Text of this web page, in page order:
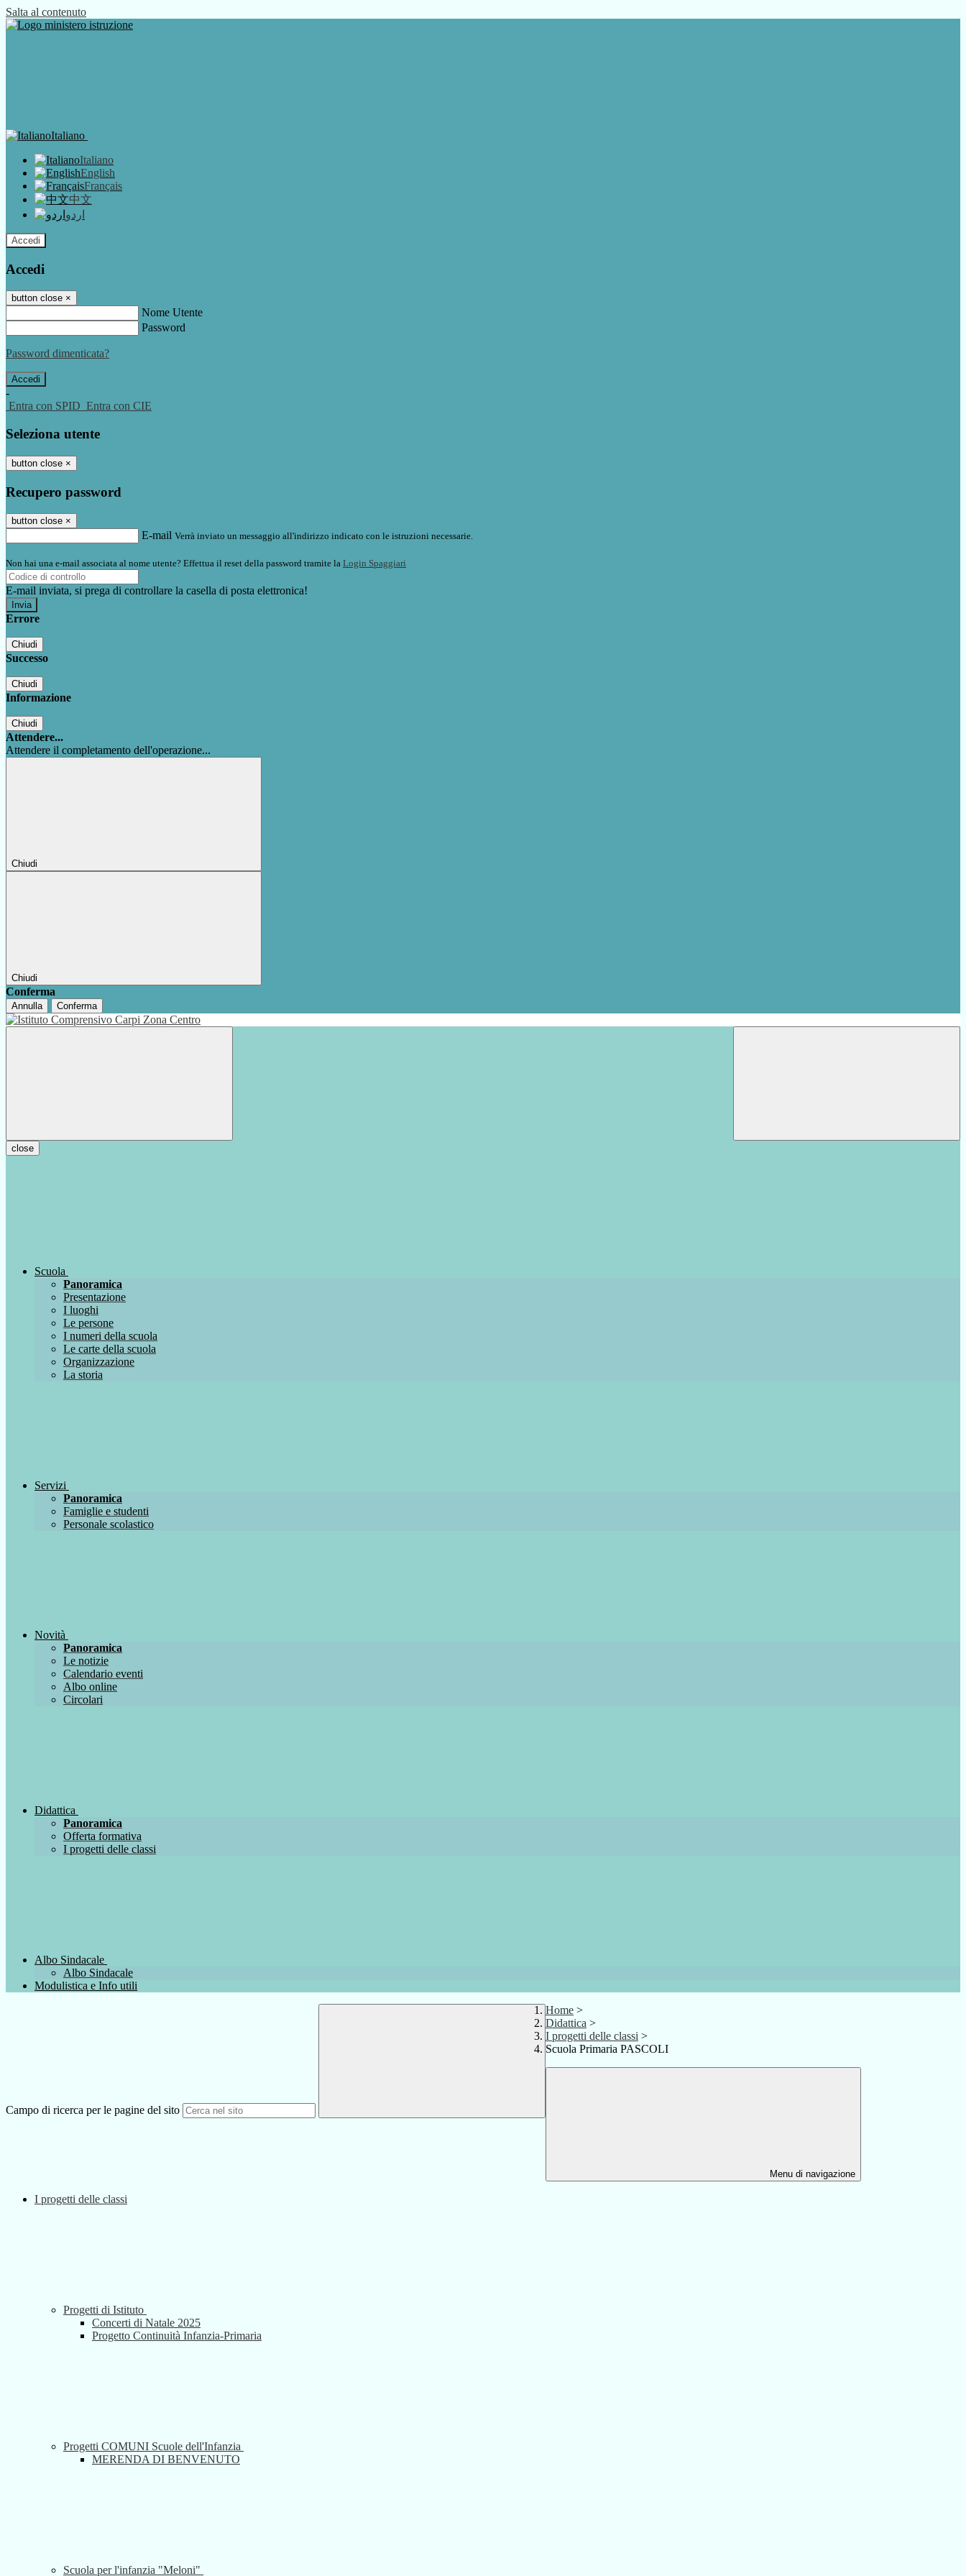
Salta al contenuto
Italiano
Italiano
English
Français
中文
اردو
Accedi
Accedi
button close ×
Nome Utente
Password
Password dimenticata?
-
Entra con SPID Entra con CIE
Seleziona utente
button close ×
Recupero password
button close ×
E-mail Verrà inviato un messaggio all'indirizzo indicato con le istruzioni necessarie.
Non hai una e-mail associata al nome utente? Effettua il reset della password tramite la Login Spaggiari
E-mail inviata, si prega di controllare la casella di posta elettronica!
Errore
Chiudi
Successo
Chiudi
Informazione
Chiudi
Attendere...
Attendere il completamento dell'operazione...
Chiudi
Chiudi
Conferma
Annulla Conferma
close
Scuola
Panoramica
Presentazione
I luoghi
Le persone
I numeri della scuola
Le carte della scuola
Organizzazione
La storia
Servizi
Panoramica
Famiglie e studenti
Personale scolastico
Novità
Panoramica
Le notizie
Calendario eventi
Albo online
Circolari
Didattica
Panoramica
Offerta formativa
I progetti delle classi
Albo Sindacale
Albo Sindacale
Modulistica e Info utili
Campo di ricerca per le pagine del sito
Home >
Didattica >
I progetti delle classi >
Scuola Primaria PASCOLI
Menu di navigazione
I progetti delle classi
Progetti di Istituto
Concerti di Natale 2025
Progetto Continuità Infanzia-Primaria
Progetti COMUNI Scuole dell'Infanzia
MERENDA DI BENVENUTO
Scuola per l'infanzia "Meloni"